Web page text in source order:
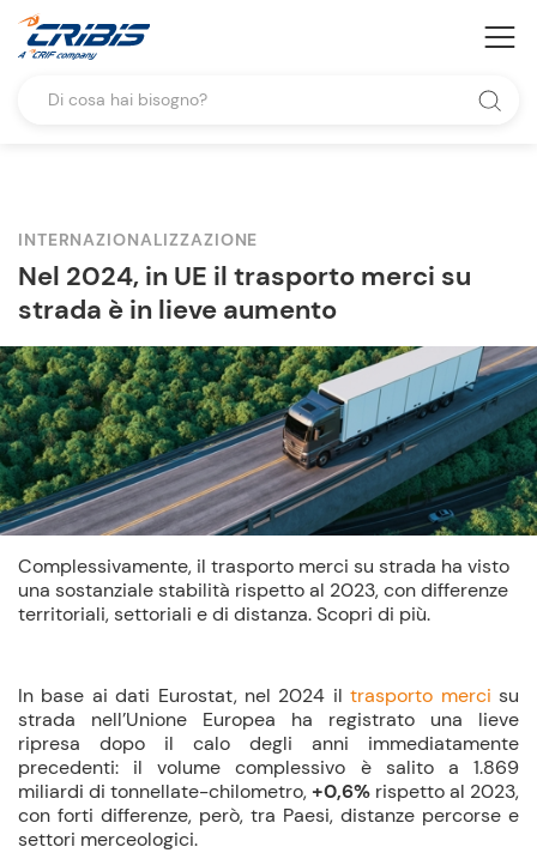
INTERNAZIONALIZZAZIONE
Nel 2024, in UE il trasporto merci su
strada è in lieve aumento
Complessivamente, il trasporto merci su strada ha visto
una sostanziale stabilità rispetto al 2023, con differenze
territoriali, settoriali e di distanza. Scopri di più.
In base ai dati Eurostat, nel 2024 iltrasporto merci su
strada nell’Unione Europea ha registrato una lieve
ripresa dopo il calo degli anni immediatamente
precedenti: il volume complessivo è salito a 1.869
miliardi di tonnellate-chilometro, +0,6% rispetto al 2023,
con forti differenze, però, tra Paesi, distanze percorse e
settori merceologici.